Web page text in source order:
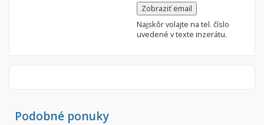
Zobraziť email
Najskôr volajte na tel. číslo
uvedené v texte inzerátu.
Podobné ponuky